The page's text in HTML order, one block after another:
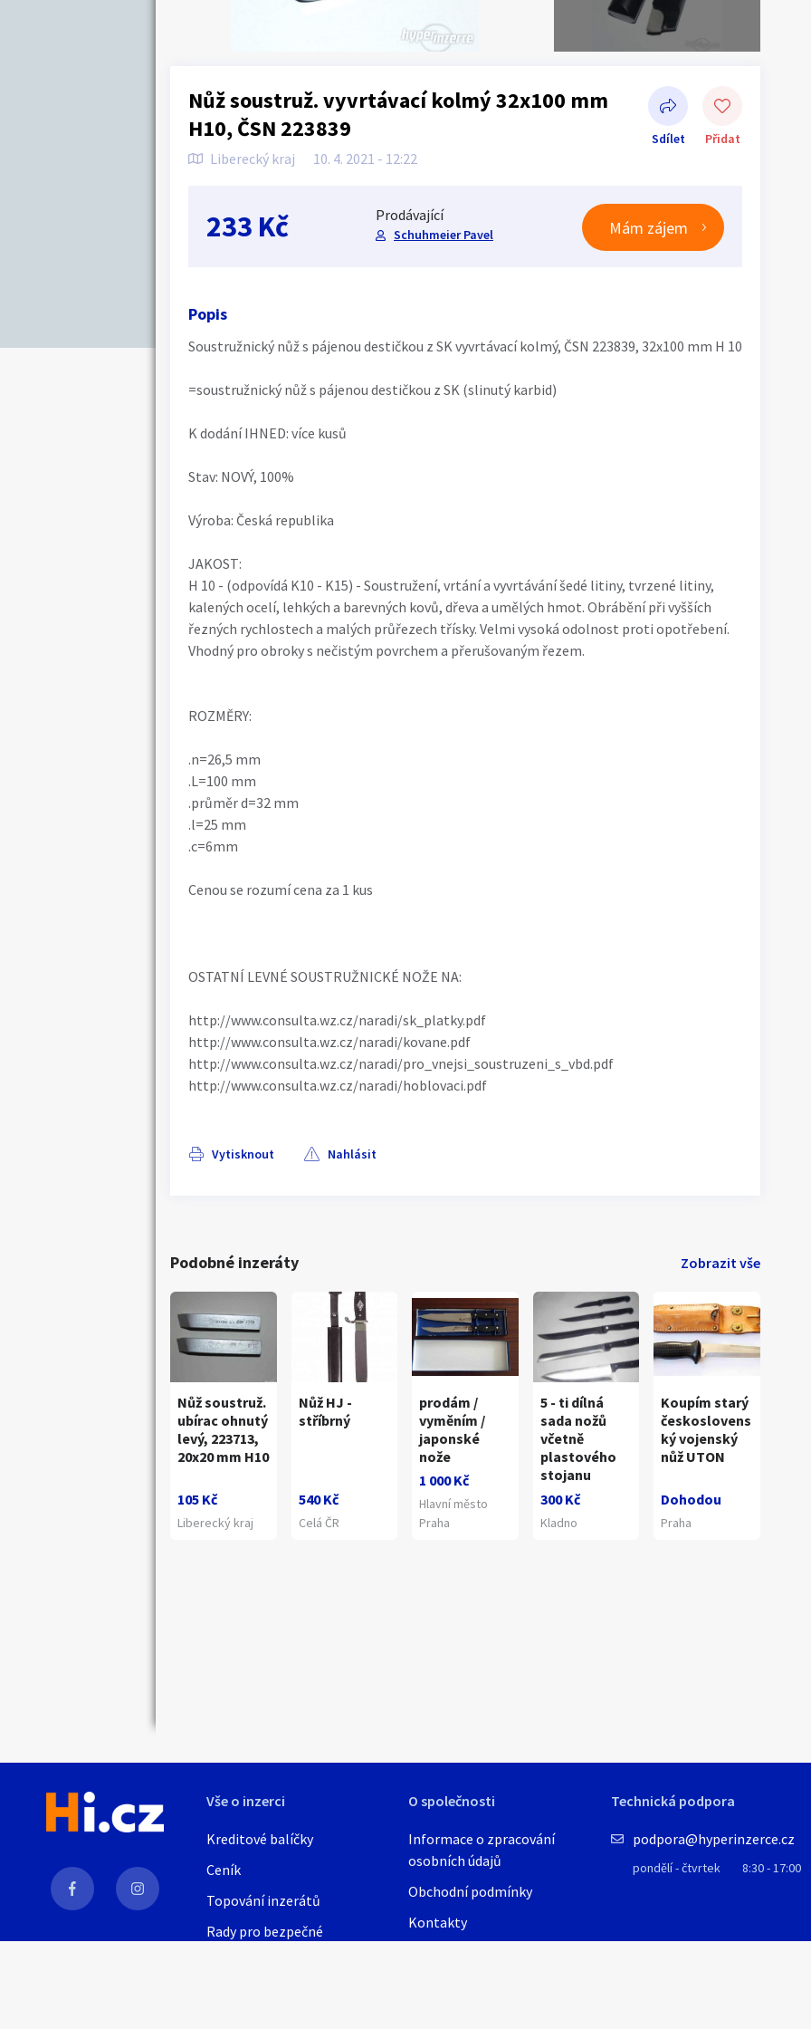
Nůž soustruž. vyvrtávací kolmý 32x100 mm
H10, ČSN 223839
Liberecký kraj 10. 4. 2021 - 12:22
Sdílet Přidat
Sdílet na Facebooku
233 Kč Prodávající
Schuhmeier Pavel Mám zájem
Popis
Soustružnický nůž s pájenou destičkou z SK vyvrtávací kolmý, ČSN 223839, 32x100 mm H 10
=soustružnický nůž s pájenou destičkou z SK (slinutý karbid)
K dodání IHNED: více kusů
Stav: NOVÝ, 100%
Výroba: Česká republika
JAKOST:
H 10 - (odpovídá K10 - K15) - Soustružení, vrtání a vyvrtávání šedé litiny, tvrzené litiny,
kalených ocelí, lehkých a barevných kovů, dřeva a umělých hmot. Obrábění při vyšších
řezných rychlostech a malých průřezech třísky. Velmi vysoká odolnost proti opotřebení.
Vhodný pro obroky s nečistým povrchem a přerušovaným řezem.
ROZMĚRY:
.n=26,5 mm
.L=100 mm
.průměr d=32 mm
.l=25 mm
.c=6mm
Cenou se rozumí cena za 1 kus
OSTATNÍ LEVNÉ SOUSTRUŽNICKÉ NOŽE NA:
http://www.consulta.wz.cz/naradi/sk_platky.pdf
http://www.consulta.wz.cz/naradi/kovane.pdf
http://www.consulta.wz.cz/naradi/pro_vnejsi_soustruzeni_s_vbd.pdf
http://www.consulta.wz.cz/naradi/hoblovaci.pdf
Vytisknout Nahlásit
Podobné inzeráty Zobrazit vše
Nůž soustruž.
ubírac ohnutý
levý, 223713,
20x20 mm H10
105 Kč
Liberecký kraj
Nůž HJ -
stříbrný
540 Kč
Celá ČR
prodám /
vyměním /
japonské
nože
1 000 Kč
Hlavní město
Praha
5 - ti dílná
sada nožů
včetně
plastového
stojanu
300 Kč
Kladno
Koupím starý
českoslovens
ký vojenský
nůž UTON
Dohodou
Praha
Vše o inzerci
Kreditové balíčky
Ceník
Topování inzerátů
Rady pro bezpečné
O společnosti
Informace o zpracování
osobních údajů
Obchodní podmínky
Kontakty
Technická podpora
podpora@hyperinzerce.cz
pondělí - čtvrtek 8:30 - 17:00